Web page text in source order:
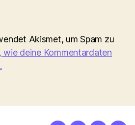
Akismet, um Spam zu
wie deine Kommentardaten